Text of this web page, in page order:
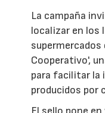
La campaña
localizar en los
Cooperativo',
para facilitar la
producidos por